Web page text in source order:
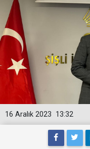
13:32
16 Aralık 2023